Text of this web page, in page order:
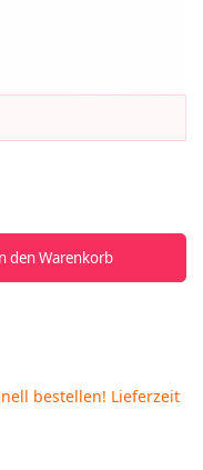
den Warenkorb
bestellen! Lieferzeit